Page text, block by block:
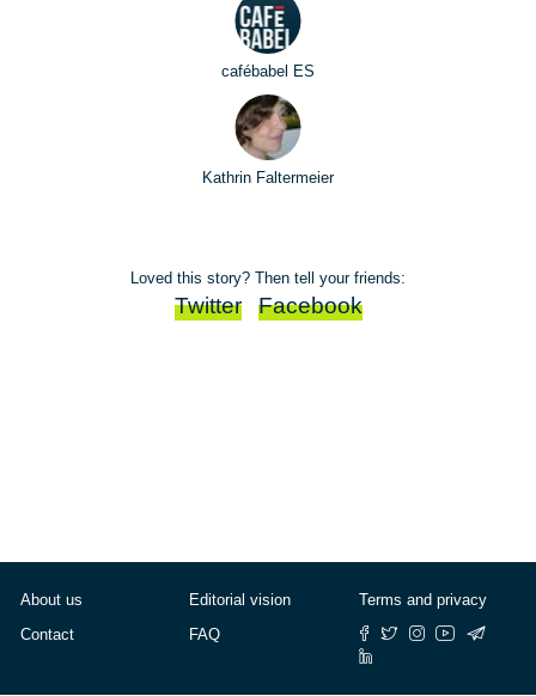
cafébabel ES
Kathrin Faltermeier
Loved this story? Then tell your friends:
Twitter Facebook
About us
Contact
Editorial vision
FAQ
Terms and privacy